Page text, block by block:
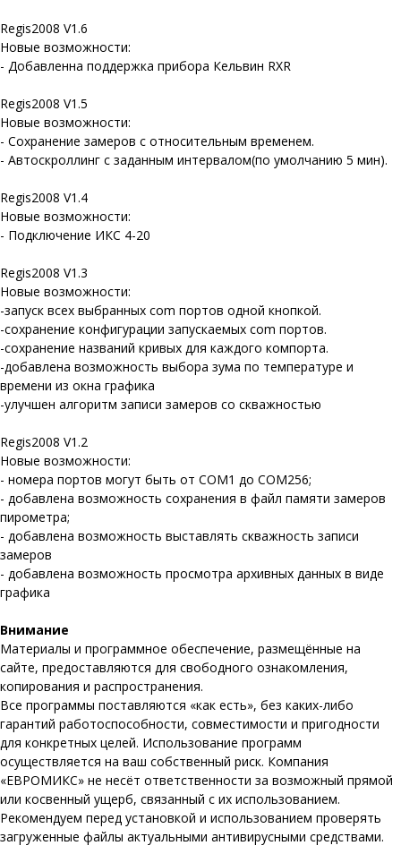
Regis2008 V1.6
Новые возможности:
- Добавленна поддержка прибора Кельвин RXR
Regis2008 V1.5
Новые возможности:
- Сохранение замеров с относительным временем.
- Автоскроллинг с заданным интервалом(по умолчанию 5 мин).
Regis2008 V1.4
Новые возможности:
- Подключение ИКС 4-20
Regis2008 V1.3
Новые возможности:
-запуск всех выбранных com портов одной кнопкой.
-сохранение конфигурации запускаемых com портов.
-сохранение названий кривых для каждого компорта.
-добавлена возможность выбора зума по температуре и
времени из окна графика
-улучшен алгоритм записи замеров со скважностью
Regis2008 V1.2
Новые возможности:
- номера портов могут быть от COM1 до COM256;
- добавлена возможность сохранения в файл памяти замеров
пирометра;
- добавлена возможность выставлять скважность записи
замеров
- добавлена возможность просмотра архивных данных в виде
графика
Внимание
Материалы и программное обеспечение, размещённые на
сайте, предоставляются для свободного ознакомления,
копирования и распространения.
Все программы поставляются «как есть», без каких-либо
гарантий работоспособности, совместимости и пригодности
для конкретных целей. Использование программ
осуществляется на ваш собственный риск. Компания
«ЕВРОМИКС» не несёт ответственности за возможный прямой
или косвенный ущерб, связанный с их использованием.
Рекомендуем перед установкой и использованием проверять
загруженные файлы актуальными антивирусными средствами.